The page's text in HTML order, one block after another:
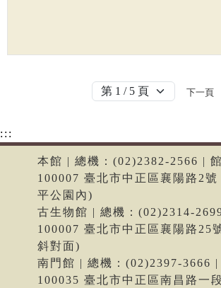
下一頁
:::
本館 | 總機：(02)2382-2566 | 館
100007 臺北市中正區襄陽路2號
平公園內)
古生物館 | 總機：(02)2314-
100007 臺北市中正區襄陽路25
斜對面)
南門館 | 總機：(02)2397-3666 |
100035 臺北市中正區南昌路一